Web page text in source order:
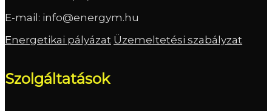
E-mail: info@energym.hu
Energetikai pályázat Üzemeltetési szabályzat
Szolgáltatások